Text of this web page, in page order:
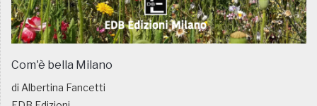
Com'è bella Milano
di Albertina Fancetti